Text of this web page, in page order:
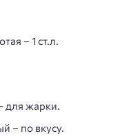
– 1 ст.л.
для жарки.
– по вкусу.